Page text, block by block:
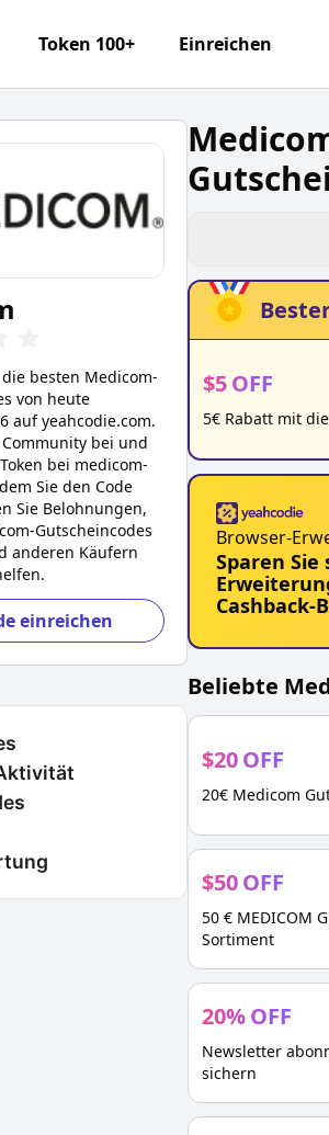
Token 100+ Einreichen
besten Medicom-
von heute
auf yeahcodie.com.
bei und
bei medicom-
Sie den Code
Sie Belohnungen,
-Gutscheincodes
anderen Käufern
einreichen
$5OFF
5€ Rabatt mit
Browser-
Sparen
Cashback-
Beliebte
$20OFF
20€ Medicom
$50OFF
50 € MEDICOM
Sortiment
20%OFF
Newsletter
sichern